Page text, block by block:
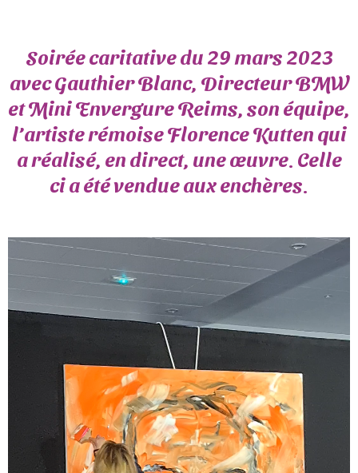
Soirée caritative du 29 mars 2023
avec Gauthier Blanc, Directeur BMW
et Mini Envergure Reims, son équipe,
l’artiste rémoise Florence Kutten qui
a réalisé, en direct, une œuvre. Celle
ci a été vendue aux enchères.